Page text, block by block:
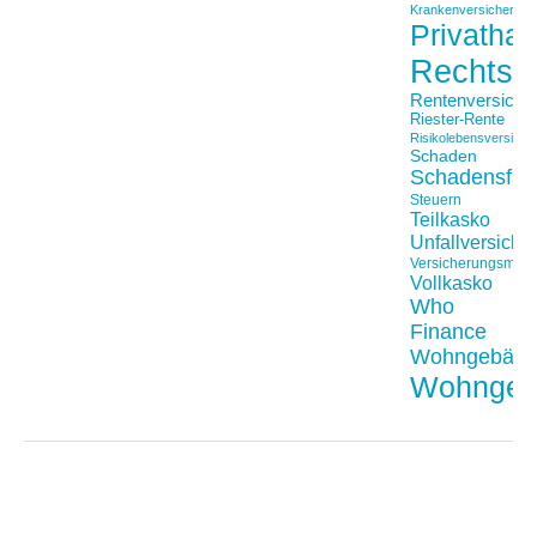
Krankenversicherung
Riester-Rente
Schaden
Steuern
Teilkasko
Vollkasko
Who
Finance